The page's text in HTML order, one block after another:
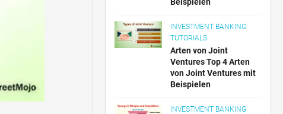
INVESTMENT BANKING
TUTORIALS
Arten von Joint
Ventures Top 4 Arten
von Joint Ventures mit
Beispielen
INVESTMENT BANKING